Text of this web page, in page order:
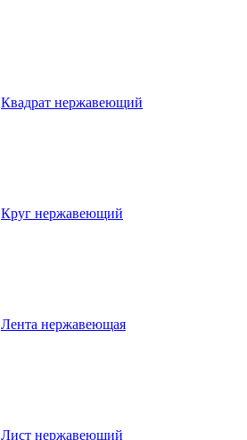
Квадрат нержавеющий
Круг нержавеющий
Лента нержавеющая
Лист нержавеющий